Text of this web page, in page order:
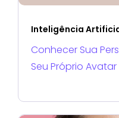
Inteligência
Conhecer Sua
Seu Próprio Avatar